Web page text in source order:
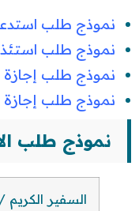
نموذج طلب
نموذج طلب
نموذج طلب
نموذج طلب إجازة
نموذج طلب
السفير